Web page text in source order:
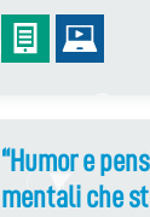
“Humor e
mentali che